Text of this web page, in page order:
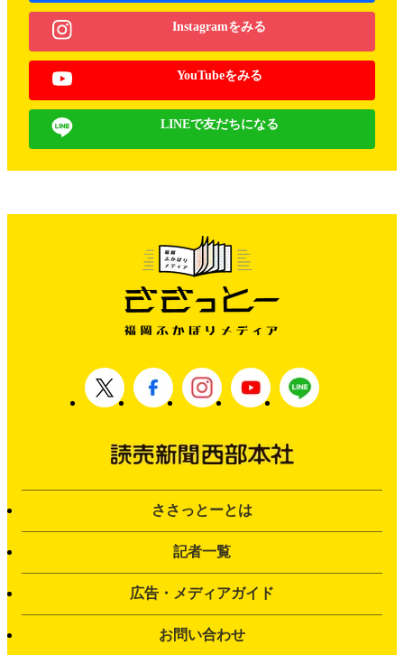
Instagramをみる
YouTubeをみる
LINEで友だちになる
ささっとーとは
記者一覧
広告・メディアガイド
お問い合わせ